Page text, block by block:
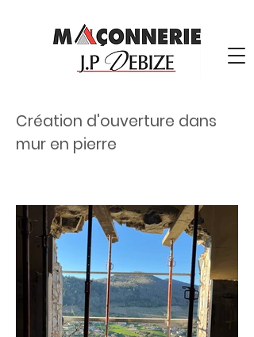
Création d'ouverture dans
mur en pierre